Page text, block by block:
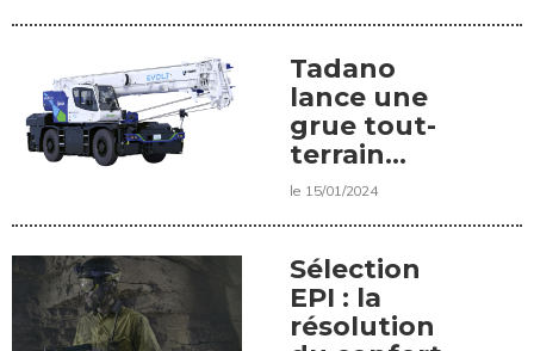
Tadano
lance une
grue tout-
terrain
électrique
le 15/01/2024
Sélection
EPI : la
résolution